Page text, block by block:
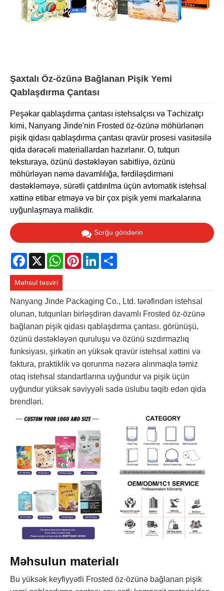
Şaxtalı Öz-özünə Bağlanan Pişik Yemi
Qablaşdırma Çantası
Peşəkar qablaşdırma çantası istehsalçısı və Təchizatçı
kimi, Nanyang Jinde'nin Frosted öz-özünə möhürlənən
pişik qidası qablaşdırma çantası qravür prosesi vasitəsilə
qida dərəcəli materiallardan hazırlanır. O, tutqun
teksturaya, özünü dəstəkləyən sabitliyə, özünü
möhürləyən nəmə davamlılığa, fərdiləşdirməni
dəstəkləməyə, sürətli çatdırılma üçün avtomatik istehsal
xəttinə etibar etməyə və bir çox pişik yemi markalarına
uyğunlaşmaya malikdir.
Sorğu göndərin
Facebook
X WhatsAppPinterestLinkedIn
Məhsul təsviri
Nanyang Jinde Packaging Co., Ltd. tərəfindən istehsal
olunan, tutqunları birləşdirən davamlı Frosted öz-özünə
bağlanan pişik qidası qablaşdırma çantası. görünüşü,
özünü dəstəkləyən quruluşu və özünü sızdırmazlıq
funksiyası, şirkətin ən yüksək qravür istehsal xəttini və
faktura, praktiklik və qorunma nəzərə alınmaqla təmiz
otaq istehsal standartlarına uyğundur və pişik üçün
uyğundur yüksək səviyyəli sadə üslubu təqib edən qida
brendləri.
Məhsulun materialı
Bu yüksək keyfiyyətli Frosted öz-özünə bağlanan pişik